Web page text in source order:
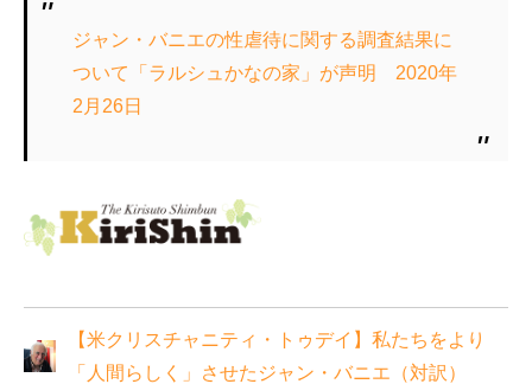
ジャン・バニエの性虐待に関する調査結果に
ついて「ラルシュかなの家」が声明 2020年
2月26日
【米クリスチャニティ・トゥデイ】私たちをより
「人間らしく」させたジャン・バニエ（対訳）